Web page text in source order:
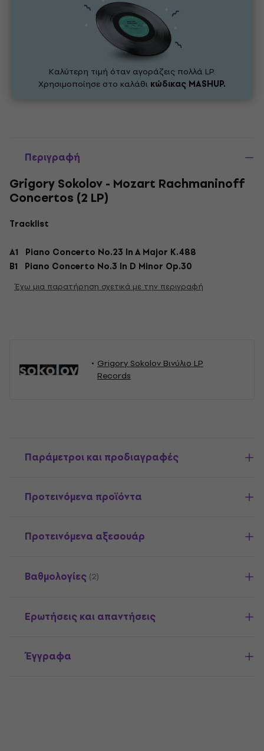
Καλύτερη τιμή όταν αγοράζεις πολλά LP.
Χρησιμοποίησε στο καλάθι κώδικας MASHUP.
Περιγραφή
Grigory Sokolov - Mozart Rachmaninoff
Concertos (2 LP)
Tracklist
A1 Piano Concerto No.23 In A Major K.488
B1 Piano Concerto No.3 In D Minor Op.30
Έχω μια παρατήρηση σχετικά με την περιγραφή
Grigory Sokolov Βινύλιο LP
Records
Παράμετροι και προδιαγραφές
Προτεινόμενα προϊόντα
Προτεινόμενα αξεσουάρ
Βαθμολογίες (2)
Ερωτήσεις και απαντήσεις
Έγγραφα